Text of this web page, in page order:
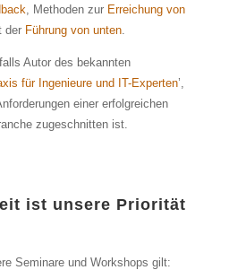
, Methoden zur Erreichung von
der Führung von unten.
Autor des bekannten
für Ingenieure und IT-Experten’,
einer erfolgreichen
zugeschnitten ist.
ist unsere Priorität
Seminare und Workshops gilt: